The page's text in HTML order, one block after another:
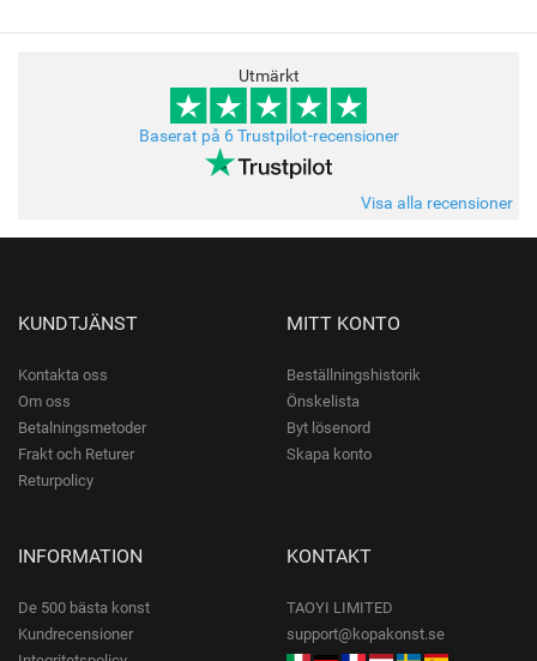
Utmärkt
Baserat på 6 Trustpilot-recensioner
Visa alla recensioner
KUNDTJÄNST
Kontakta oss
Om oss
Betalningsmetoder
Frakt och Returer
Returpolicy
MITT KONTO
Beställningshistorik
Önskelista
Byt lösenord
Skapa konto
INFORMATION
De 500 bästa konst
Kundrecensioner
KONTAKT
TAOYI LIMITED
support@kopakonst.se